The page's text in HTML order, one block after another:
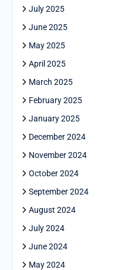
July 2025
June 2025
May 2025
April 2025
March 2025
February 2025
January 2025
December 2024
November 2024
October 2024
September 2024
August 2024
July 2024
June 2024
May 2024